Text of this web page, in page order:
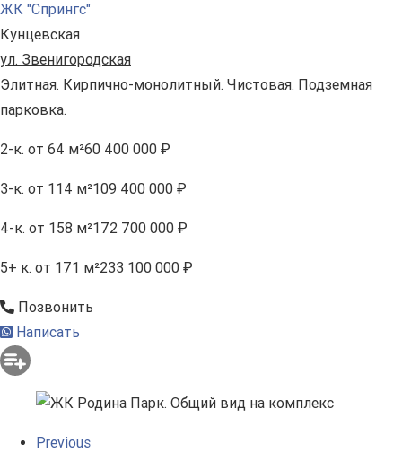
ЖК "Спрингс"
Кунцевская
ул. Звенигородская
Элитная. Кирпично-монолитный. Чистовая. Подземная
парковка.
2-к. от 64 м²60 400 000 ₽
3-к. от 114 м²109 400 000 ₽
4-к. от 158 м²172 700 000 ₽
5+ к. от 171 м²233 100 000 ₽
Позвонить
Написать
Previous